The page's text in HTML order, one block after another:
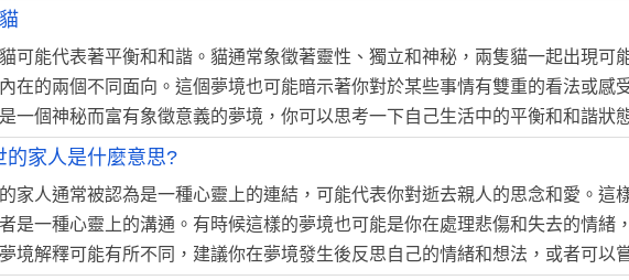
可能代表著平衡和和諧。貓通常象徵著靈性、獨立和神秘，兩隻貓一起出現可
在的兩個不同面向。這個夢境也可能暗示著你對於某些事情有雙重的看法或感
一個神秘而富有象徵意義的夢境，你可以思考一下自己生活中的平衡和和諧狀
的家人是什麼意思?
家人通常被認為是一種心靈上的連結，可能代表你對逝去親人的思念和愛。這
是一種心靈上的溝通。有時候這樣的夢境也可能是你在處理悲傷和失去的情緒
境解釋可能有所不同，建議你在夢境發生後反思自己的情緒和想法，或者可以